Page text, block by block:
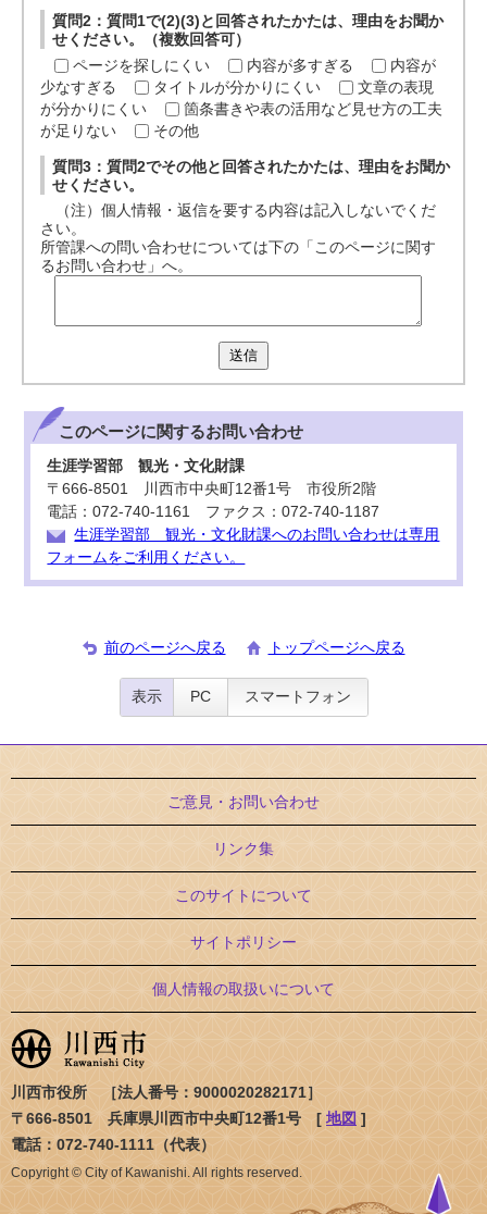
質問2：質問1で(2)(3)と回答されたかたは、理由をお聞か
せください。（複数回答可）
ページを探しにくい
内容が多すぎる
内容が
少なすぎる
タイトルが分かりにくい
文章の表現
が分かりにくい
箇条書きや表の活用など見せ方の工夫
が足りない
その他
質問3：質問2でその他と回答されたかたは、理由をお聞か
せください。
（注）個人情報・返信を要する内容は記入しないでくだ
さい。
所管課への問い合わせについては下の「このページに関す
るお問い合わせ」へ。
送信
このページに関するお問い合わせ
生涯学習部 観光・文化財課
〒666-8501 川西市中央町12番1号 市役所2階
電話：072-740-1161 ファクス：072-740-1187
生涯学習部 観光・文化財課へのお問い合わせは専用
フォームをご利用ください。
前のページへ戻る トップページへ戻る
表示 PC スマートフォン
ご意見・お問い合わせ
リンク集
このサイトについて
サイトポリシー
個人情報の取扱いについて
川西市役所 ［法人番号：9000020282171］
〒666-8501 兵庫県川西市中央町12番1号 [ 地図 ]
電話：072-740-1111（代表）
Copyright © City of Kawanishi. All rights reserved.